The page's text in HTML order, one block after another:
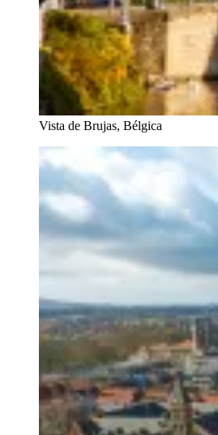
Vista de Brujas, Bélgica